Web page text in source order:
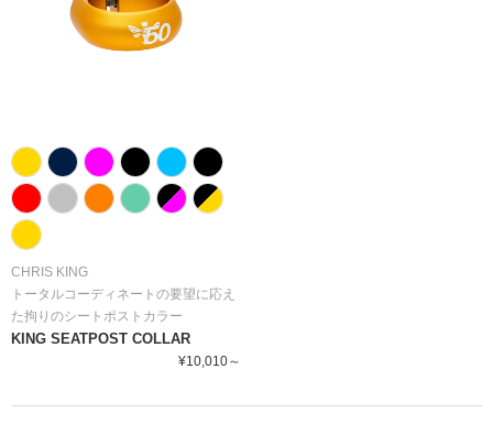
CHRIS KING
トータルコーディネートの要望に応え
た拘りのシートポストカラー
KING SEATPOST COLLAR
¥10,010～